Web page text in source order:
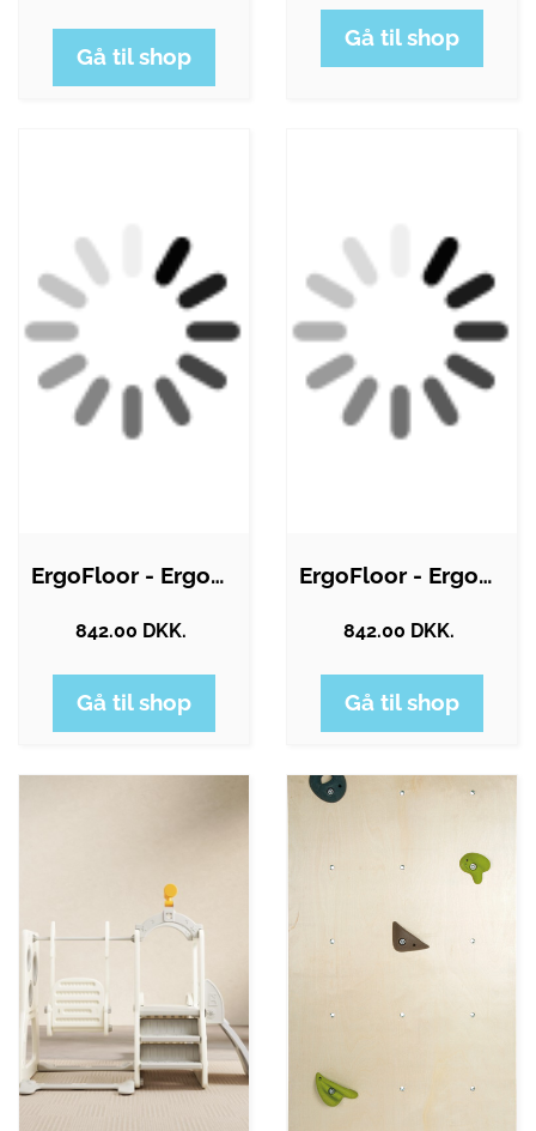
Gå til shop
Gå til shop
ErgoFloor - ErgoPlay Impact Gummifliser…
842.00 DKK.
Gå til shop
ErgoFloor - ErgoPlay Impact Gummifliser…
842.00 DKK.
Gå til shop